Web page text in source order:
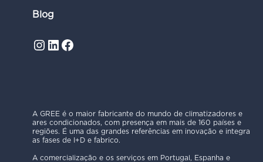
Blog
Instagram
LinkedIn
Facebook
A GREE é o maior fabricante do mundo de climatizadores e
ares condicionados, com presença em mais de 160 países e
regiões. É uma das grandes referências em inovação e integra
as fases de I+D e fabrico.
A comercialização e os serviços em Portugal, Espanha e